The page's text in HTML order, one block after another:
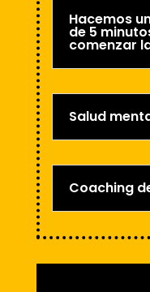
Hacemos
de 5
comenzar
Salud
Coaching